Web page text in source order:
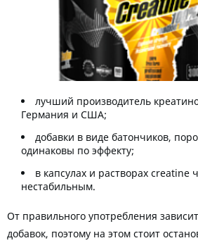
лучший производитель
Германия и США;
добавки в виде батончиков,
одинаковы по эффекту;
в капсулах и растворах creatine
нестабильным.
От правильного употребления
добавок, поэтому на этом стоит